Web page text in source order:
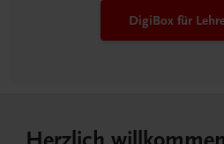
DigiBox für